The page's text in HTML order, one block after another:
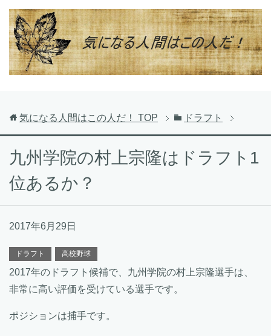
気になる人間はこの人だ！ TOP ドラフト
九州学院の村上宗隆はドラフト1
位あるか？
2017年6月29日
ドラフト 高校野球
2017年のドラフト候補で、九州学院の村上宗隆選手は、
非常に高い評価を受けている選手です。
ポジションは捕手です。